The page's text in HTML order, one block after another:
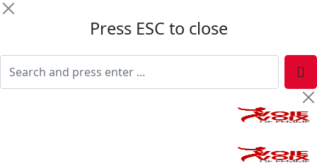
Press ESC to close